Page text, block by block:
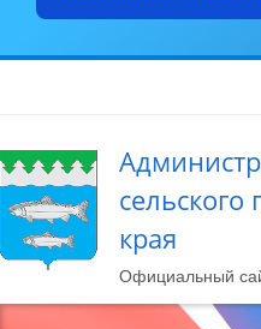
сельского
края
Официальный